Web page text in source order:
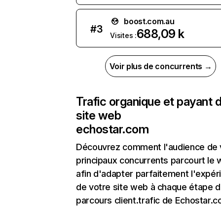
#3
boost.com.au
Visites :688,09 k
Voir plus de concurrents →
Trafic organique et payant
site web
echostar.com
Découvrez comment l'audience de
principaux concurrents parcourt le
afin d'adapter parfaitement
de votre site web à chaque étape
parcours client.trafic de